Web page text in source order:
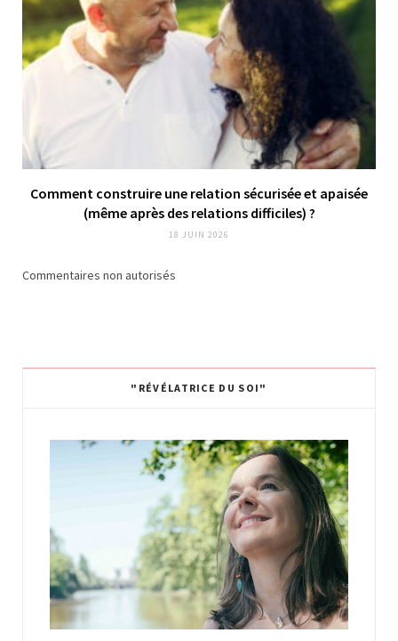
Comment construire une relation sécurisée et apaisée
(même après des relations difficiles) ?
18 JUIN 2026
Commentaires non autorisés
"RÉVÉLATRICE DU SOI"